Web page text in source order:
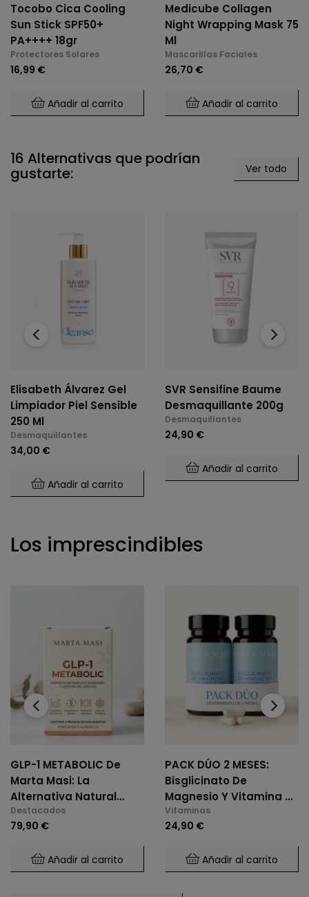
Tocobo Cica Cooling
Sun Stick SPF50+
PA++++ 18gr
Protectores Solares
16,99 €
Añadir al carrito
Medicube Collagen
Night Wrapping Mask 75
Ml
Mascarillas Faciales
26,70 €
Añadir al carrito
16 Alternativas que podrían
gustarte: Ver todo
Elisabeth Álvarez Gel
Limpiador Piel Sensible
250 Ml
Desmaquillantes
34,00 €
Añadir al carrito
SVR Sensifine Baume
Desmaquillante 200g
Desmaquillantes
24,90 €
Añadir al carrito
‹ ›
Los imprescindibles
GLP-1 METABOLIC De
Marta Masi: La
Alternativa Natural
Para El Control De
Glucosa Y Saciedad.
Destacados
79,90 €
Añadir al carrito
PACK DÚO 2 MESES:
Bisglicinato De
Magnesio Y Vitamina B6
(2 X 60 Cáps.)
Vitaminas
24,90 €
Añadir al carrito
‹ ›